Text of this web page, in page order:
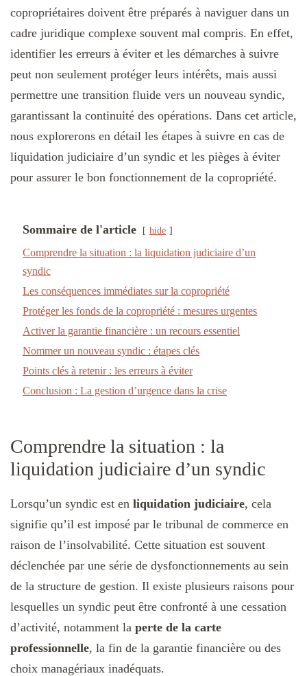
copropriétaires doivent être préparés à naviguer dans un
cadre juridique complexe souvent mal compris. En effet,
identifier les erreurs à éviter et les démarches à suivre
peut non seulement protéger leurs intérêts, mais aussi
permettre une transition fluide vers un nouveau syndic,
garantissant la continuité des opérations. Dans cet article,
nous explorerons en détail les étapes à suivre en cas de
liquidation judiciaire d’un syndic et les pièges à éviter
pour assurer le bon fonctionnement de la copropriété.
Sommaire de l'article hide
Comprendre la situation : la liquidation judiciaire d’un
syndic
Les conséquences immédiates sur la copropriété
Protéger les fonds de la copropriété : mesures urgentes
Activer la garantie financière : un recours essentiel
Nommer un nouveau syndic : étapes clés
Points clés à retenir : les erreurs à éviter
Conclusion : La gestion d’urgence dans la crise
Comprendre la situation : la
liquidation judiciaire d’un syndic
Lorsqu’un syndic est en liquidation judiciaire, cela
signifie qu’il est imposé par le tribunal de commerce en
raison de l’insolvabilité. Cette situation est souvent
déclenchée par une série de dysfonctionnements au sein
de la structure de gestion. Il existe plusieurs raisons pour
lesquelles un syndic peut être confronté à une cessation
d’activité, notamment la perte de la carte
professionnelle, la fin de la garantie financière ou des
choix managériaux inadéquats.